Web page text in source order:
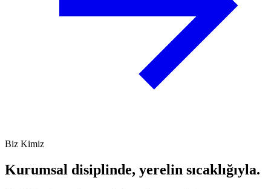
Biz Kimiz
Kurumsal disiplinde, yerelin sıcaklığıyla.